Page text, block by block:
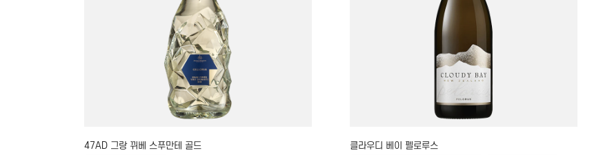
47AD 그랑 뀌베 스푸만테 골드 클라우디 베이 펠로루스